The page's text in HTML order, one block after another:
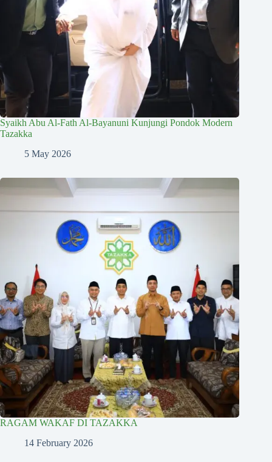
Syaikh Abu Al-Fath Al-Bayanuni Kunjungi Pondok Modern
Tazakka
5 May 2026
RAGAM WAKAF DI TAZAKKA
14 February 2026